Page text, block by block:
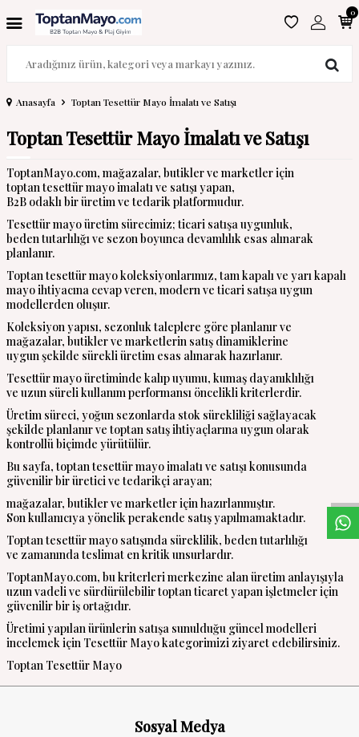
0
Anasayfa Toptan Tesettür Mayo İmalatı ve Satışı
Toptan Tesettür Mayo İmalatı ve Satışı
ToptanMayo.com, mağazalar, butikler ve marketler için
toptan tesettür mayo imalatı ve satışı yapan,
B2B odaklı bir üretim ve tedarik platformudur.
Tesettür mayo üretim sürecimiz; ticari satışa uygunluk,
beden tutarlılığı ve sezon boyunca devamlılık esas alınarak
planlanır.
Toptan tesettür mayo koleksiyonlarımız, tam kapalı ve yarı kapalı
mayo ihtiyacına cevap veren, modern ve ticari satışa uygun
modellerden oluşur.
Koleksiyon yapısı, sezonluk taleplere göre planlanır ve
mağazalar, butikler ve marketlerin satış dinamiklerine
uygun şekilde sürekli üretim esas alınarak hazırlanır.
Tesettür mayo üretiminde kalıp uyumu, kumaş dayanıklılığı
ve uzun süreli kullanım performansı öncelikli kriterlerdir.
Üretim süreci, yoğun sezonlarda stok sürekliliği sağlayacak
şekilde planlanır ve toptan satış ihtiyaçlarına uygun olarak
kontrollü biçimde yürütülür.
Bu sayfa, toptan tesettür mayo imalatı ve satışı konusunda
güvenilir bir üretici ve tedarikçi arayan;
mağazalar, butikler ve marketler için hazırlanmıştır.
Son kullanıcıya yönelik perakende satış yapılmamaktadır.
Toptan tesettür mayo satışında süreklilik, beden tutarlılığı
ve zamanında teslimat en kritik unsurlardır.
ToptanMayo.com, bu kriterleri merkezine alan üretim anlayışıyla
uzun vadeli ve sürdürülebilir toptan ticaret yapan işletmeler için
güvenilir bir iş ortağıdır.
Üretimi yapılan ürünlerin satışa sunulduğu güncel modelleri
incelemek için Tesettür Mayo kategorimizi ziyaret edebilirsiniz.
Toptan Tesettür Mayo
Sosyal Medya